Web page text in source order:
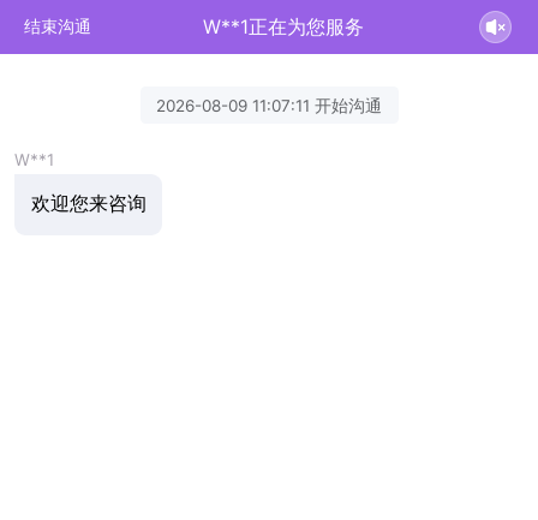
结束沟通 W**1正在为您服务
2026-08-09 11:07:11 开始沟通
W**1
欢迎您来咨询